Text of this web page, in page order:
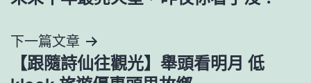
覽
下一篇文章
【跟隨詩仙往觀光】舉頭看明月 低